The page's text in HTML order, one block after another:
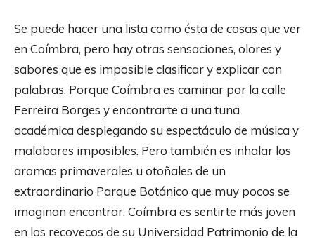
Se puede hacer una lista como ésta de cosas que ver
en Coímbra, pero hay otras sensaciones, olores y
sabores que es imposible clasificar y explicar con
palabras. Porque Coímbra es caminar por la calle
Ferreira Borges y encontrarte a una tuna
académica desplegando su espectáculo de música y
malabares imposibles. Pero también es inhalar los
aromas primaverales u otoñales de un
extraordinario Parque Botánico que muy pocos se
imaginan encontrar. Coímbra es sentirte más joven
en los recovecos de su Universidad Patrimonio de la